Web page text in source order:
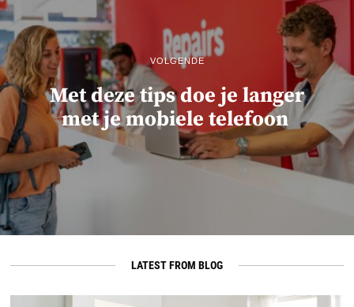
VOLGENDE
Met deze tips doe je langer
met je mobiele telefoon
LATEST FROM BLOG